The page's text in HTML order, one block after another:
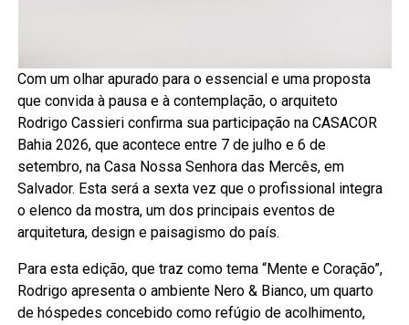
Com um olhar apurado para o essencial e uma proposta
que convida à pausa e à contemplação, o arquiteto
Rodrigo Cassieri confirma sua participação na CASACOR
Bahia 2026, que acontece entre 7 de julho e 6 de
setembro, na Casa Nossa Senhora das Mercês, em
Salvador. Esta será a sexta vez que o profissional integra
o elenco da mostra, um dos principais eventos de
arquitetura, design e paisagismo do país.
Para esta edição, que traz como tema “Mente e Coração”,
Rodrigo apresenta o ambiente Nero & Bianco, um quarto
de hóspedes concebido como refúgio de acolhimento,